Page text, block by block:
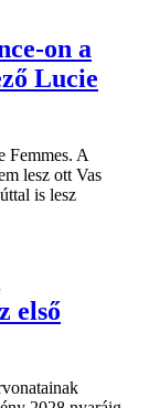
on a
Lucie
Femmes. A
lesz ott Vas
is lesz
első